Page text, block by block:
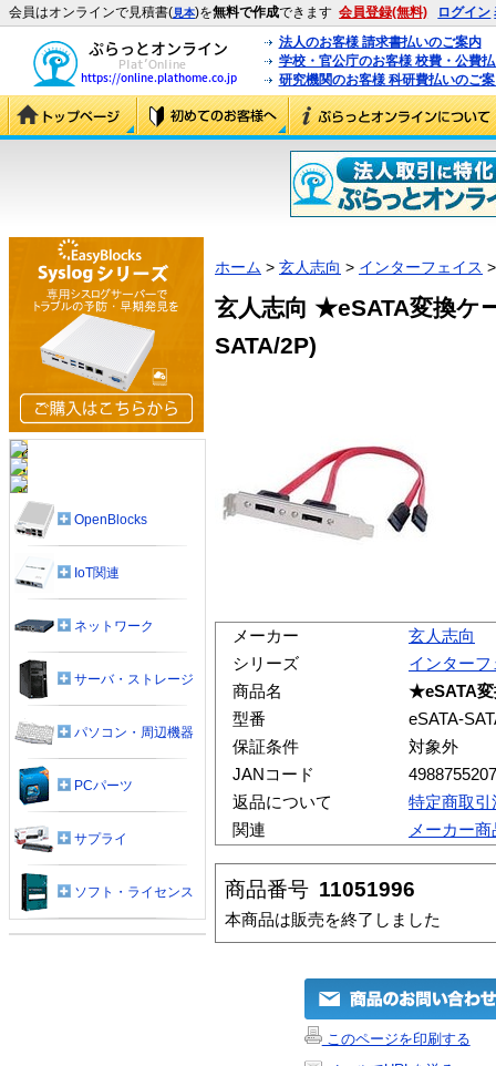
会員はオンラインで見積書(見本)を無料で作成できます 会員登録(無料) ログイン
法人のお客様 請求書払いのご案内
学校・官公庁のお客様 校費・公費
研究機関のお客様 科研費払いのご
ホーム > 玄人志向 > インターフェイス
玄人志向 ★eSATA変換ケ
SATA/2P)
メーカー
玄人志向
シリーズ
インターフ
商品名
★eSATA変
型番
eSATA-
保証条件
対象外
JANコード
返品について
特定商取
関連
メーカー
商品番号 11051996
本商品は販売を終了しました
このページを印刷する
OpenBlocks
IoT関連
ネットワーク
サーバ・ストレージ
パソコン・周辺機器
PCパーツ
サプライ
ソフト・ライセンス